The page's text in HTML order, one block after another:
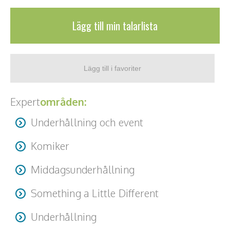
Lägg till min talarlista
Expertområden:
Underhållning och event
Komiker
Middagsunderhållning
Something a Little Different
Underhållning